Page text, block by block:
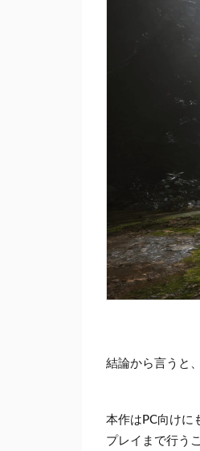
結論から言うと、
本作はPC向けに
プレイまで行う